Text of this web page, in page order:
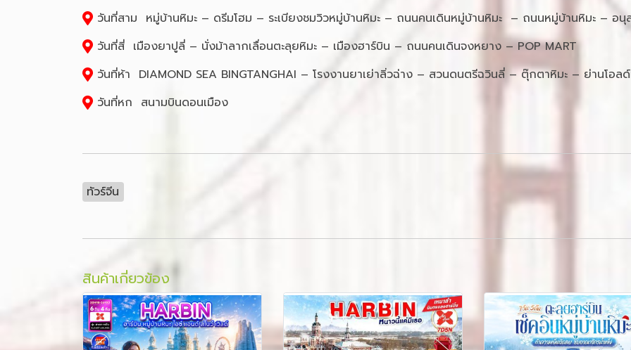
วันที่สาม หมู่บ้านหิมะ – ดรีมโฮม – ระเบียงชมวิวหมู่บ้านหิมะ – ถนนคนเดินหมู่บ้านหิมะ – ถนนหมู่บ้านหิมะ – อนุ
วันที่สี่ เมืองยาปูลี่ – นั่งม้าลากเลื่อนตะลุยหิมะ – เมืองฮาร์บิน – ถนนคนเดินจงหยาง – POP MART
วันที่ห้า DIAMOND SEA BINGTANGHAI – โรงงานยาเย่าลิ่วฉ่าง – สวนดนตรีฉวินลี่ – ตุ๊กตาหิมะ – ย่านโอ
วันที่หก สนามบินดอนเมือง
ทัวร์จีน
สินค้าเกี่ยวข้อง